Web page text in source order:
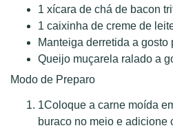
1 xícara de chá de bacon
1 caixinha de creme de
Manteiga derretida a gosto
Queijo muçarela ralado a
Modo de Preparo
1Coloque a carne moída
buraco no meio e adicione